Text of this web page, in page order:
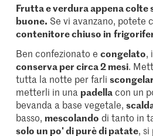
Frutta e verdura appena colte
buone. Se vi avanzano, potete
contenitore chiuso in
Ben confezionato econgelato,
conserva per circa 2 mesi.
tutta la notte per farli
metterli in una padellacon un
bevanda a base vegetale,
basso, mescolando di tanto in
solo un po' di purè di patate, si